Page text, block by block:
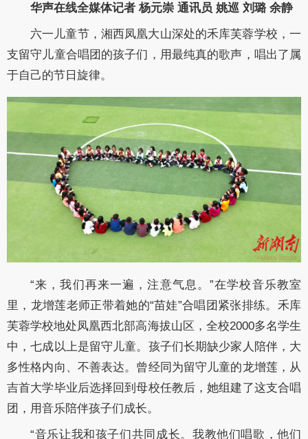
华声在线全媒体记者 杨元崇 通讯员 姚巡 刘璐 余静
六一儿童节，湘西凤凰大山深处的禾库芙蓉学校，一
支留守儿童合唱团的孩子们，用最纯真的歌声，唱出了属
于自己的节日旋律。
“来，我们再来一遍，注意气息。”在学校音乐教室
里，龙增莲老师正带着她的“苗娃”合唱团紧张排练。禾库
芙蓉学校地处凤凰西北部高海拔山区，全校2000多名学生
中，七成以上是留守儿童。孩子们长期缺少家人陪伴，大
多性格内向、不善表达。曾经同为留守儿童的龙增莲，从
吉首大学毕业后选择回到母校任教后，她组建了这支合唱
团，用音乐陪伴孩子们成长。
“音乐让我和孩子们共同成长。我教他们唱歌，他们